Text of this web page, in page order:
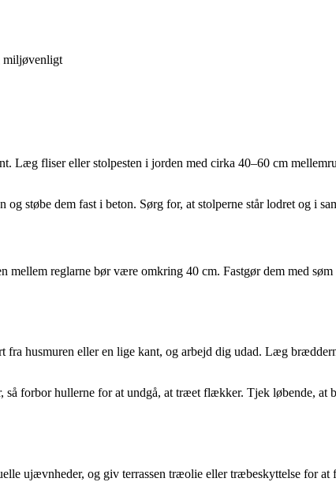
miljøvenligt
Læg fliser eller stolpesten i jorden med cirka 40–60 cm
støbe dem fast i beton. Sørg for, at stolperne står lodret og i
mellem reglarne bør være omkring 40 cm. Fastgør dem med
fra husmuren eller en lige kant, og arbejd dig udad. Læg
forbor hullerne for at undgå, at træet flækker. Tjek løbende,
ujævnheder, og giv terrassen træolie eller træbeskyttelse for